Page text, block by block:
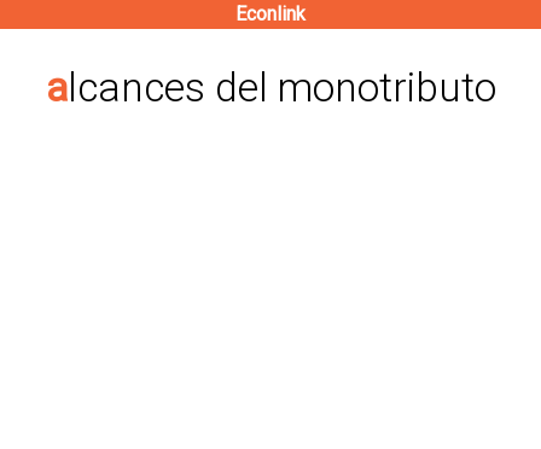
contenido
Econlink
alcances del monotributo